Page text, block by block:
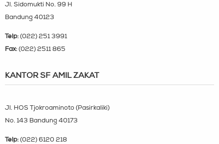
Jl. Sidomukti No. 99 H
Bandung 40123
Telp: (022) 251 3991
Fax: (022) 2511 865
KANTOR SF AMIL ZAKAT
Jl. HOS Tjokroaminoto (Pasirkaliki)
No. 143 Bandung 40173
Telp: (022) 6120 218